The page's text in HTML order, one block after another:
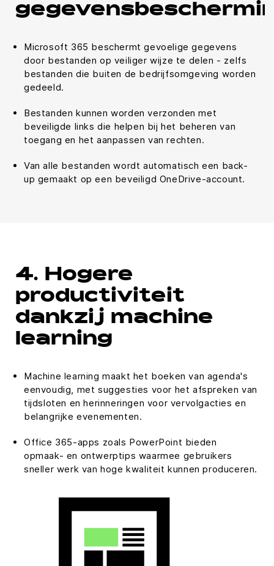
Microsoft 365 beschermt gevoelige gegevens
door bestanden op veiliger wijze te delen - zelfs
bestanden die buiten de bedrijfsomgeving worden
gedeeld.
Bestanden kunnen worden verzonden met
beveiligde links die helpen bij het beheren van
toegang en het aanpassen van rechten.
Van alle bestanden wordt automatisch een back-
up gemaakt op een beveiligd OneDrive-account.
4. Hogere
productiviteit
dankzij machine
learning
Machine learning maakt het boeken van agenda's
eenvoudig, met suggesties voor het afspreken van
tijdsloten en herinneringen voor vervolgacties en
belangrijke evenementen.
Office 365-apps zoals PowerPoint bieden
opmaak- en ontwerptips waarmee gebruikers
sneller werk van hoge kwaliteit kunnen produceren.